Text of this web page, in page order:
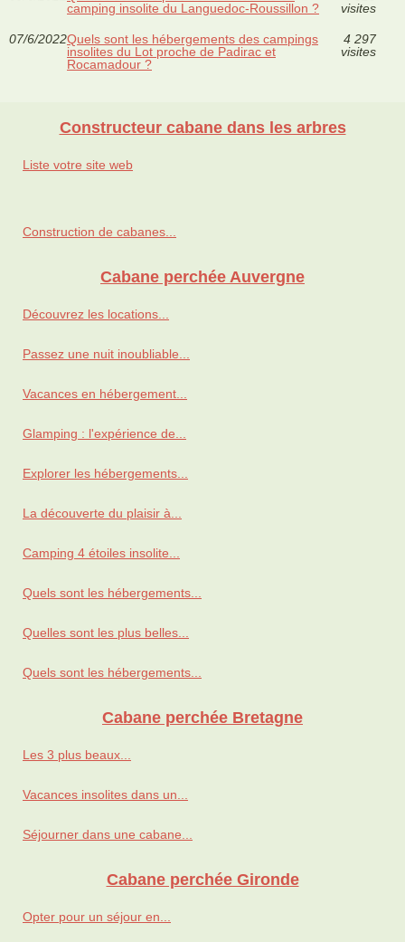
camping insolite du Languedoc-Roussillon ?
visites
07/6/2022Quels sont les hébergements des campings
insolites du Lot proche de Padirac et
Rocamadour ?
4 297
visites
Constructeur cabane dans les arbres
Liste votre site web
Construction de cabanes...
Cabane perchée Auvergne
Découvrez les locations...
Passez une nuit inoubliable...
Vacances en hébergement...
Glamping : l'expérience de...
Explorer les hébergements...
La découverte du plaisir à...
Camping 4 étoiles insolite...
Quels sont les hébergements...
Quelles sont les plus belles...
Quels sont les hébergements...
Cabane perchée Bretagne
Les 3 plus beaux...
Vacances insolites dans un...
Séjourner dans une cabane...
Cabane perchée Gironde
Opter pour un séjour en...